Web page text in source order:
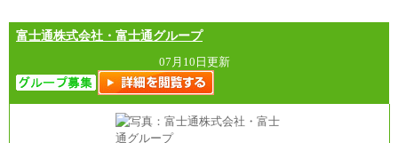
富士通株式会社・富士通グループ
07月10日更新